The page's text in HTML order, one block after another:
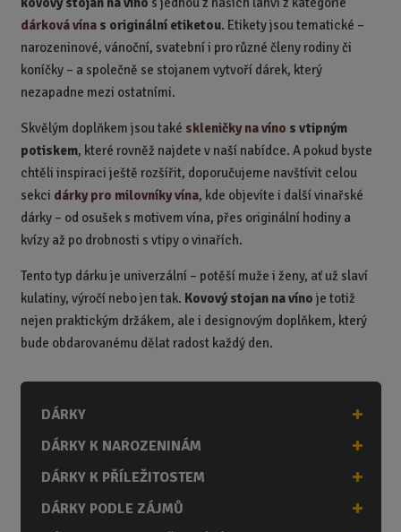
t
p
o
dárková vínas originální etiketou. Etikety jsou tematické –
narozeninové, vánoční, svatební i pro různé členy rodiny či
koníčky – a společně se stojanem vytvoří dárek, který
nezapadne mezi ostatními.
Skvělým doplňkem jsou také skleničky na víno s vtipným
potiskem, které rovněž najdete v naší nabídce. A pokud byste
chtěli inspiraci ještě rozšířit, doporučujeme navštívit celou
sekci dárky pro milovníky vína, kde objevíte i další vinařské
dárky – od osušek s motivem vína, přes originální hodiny a
kvízy až po drobnosti s vtipy o vinařích.
Tento typ dárku je univerzální – potěší muže i ženy, ať už slaví
kulatiny, výročí nebo jen tak. Kovový stojan na víno je totiž
nejen praktickým držákem, ale i designovým doplňkem, který
bude obdarovanému dělat radost každý den.
DÁRKY
DÁRKY K NAROZENINÁM
DÁRKY K PŘÍLEŽITOSTEM
DÁRKY PODLE ZÁJMŮ